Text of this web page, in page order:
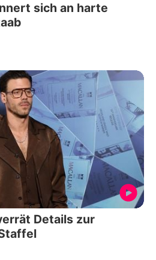
sich an harte
Details zur